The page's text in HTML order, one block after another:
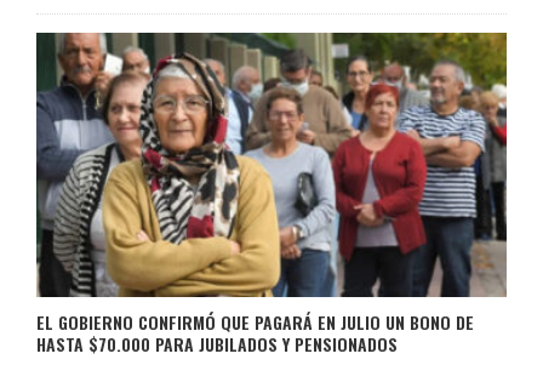
EL GOBIERNO CONFIRMÓ QUE PAGARÁ EN JULIO UN BONO DE
HASTA $70.000 PARA JUBILADOS Y PENSIONADOS